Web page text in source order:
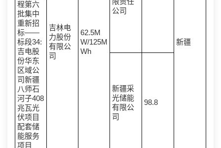
程第六
批集中
重新招
标——
标段34:
吉电股
份华东
区域公
司新疆
八师石
河子408
兆瓦光
伏项目
配套储
能服务
项目
吉林电
力股份
有限公
司
62.5M
W/125M
Wh
公司
新疆
新疆采
光储能
有限公
司
98.8